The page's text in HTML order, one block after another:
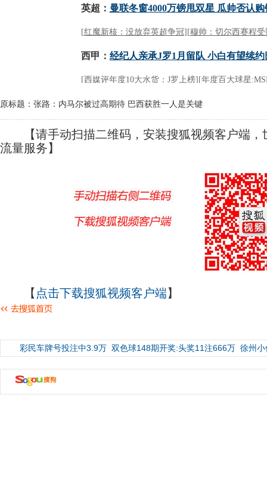
原标题：张路：内马尔被过高期待 巴西获胜一人是关键
【请手动扫描二维码，安装搜狐视频客户端，
流量服务】
【 点击下载搜狐视频客户端】
彩民车牌号投注中3.9万 双色球148期开奖:头奖11注666万 徐州